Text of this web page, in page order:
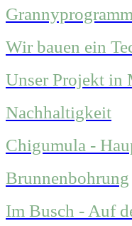
Wir bauen ein
Unser Projekt in
Nachhaltigkeit
Chigumula -
Brunnenbohrung
Im Busch - Auf